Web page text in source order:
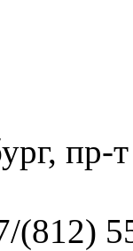
пр-
(812)